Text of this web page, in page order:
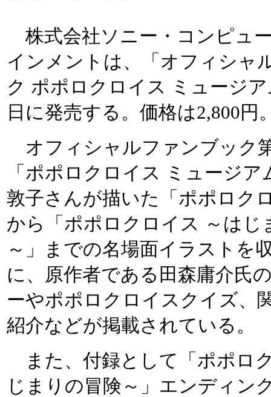
株式会社ソニー・コンピュ
インメントは、「オフィシャ
ク ポポロクロイス ミュージ
日に発売する。価格は2,800円
オフィシャルファンブック
「ポポロクロイス ミュージア
敦子さんが描いた「ポポロク
から「ポポロクロイス ～はじ
～」までの名場面イラストを
に、原作者である田森庸介氏
ーやポポロクロイスクイズ、
紹介などが掲載されている。
また、付録として「ポポロ
じまりの冒険～」エンディン